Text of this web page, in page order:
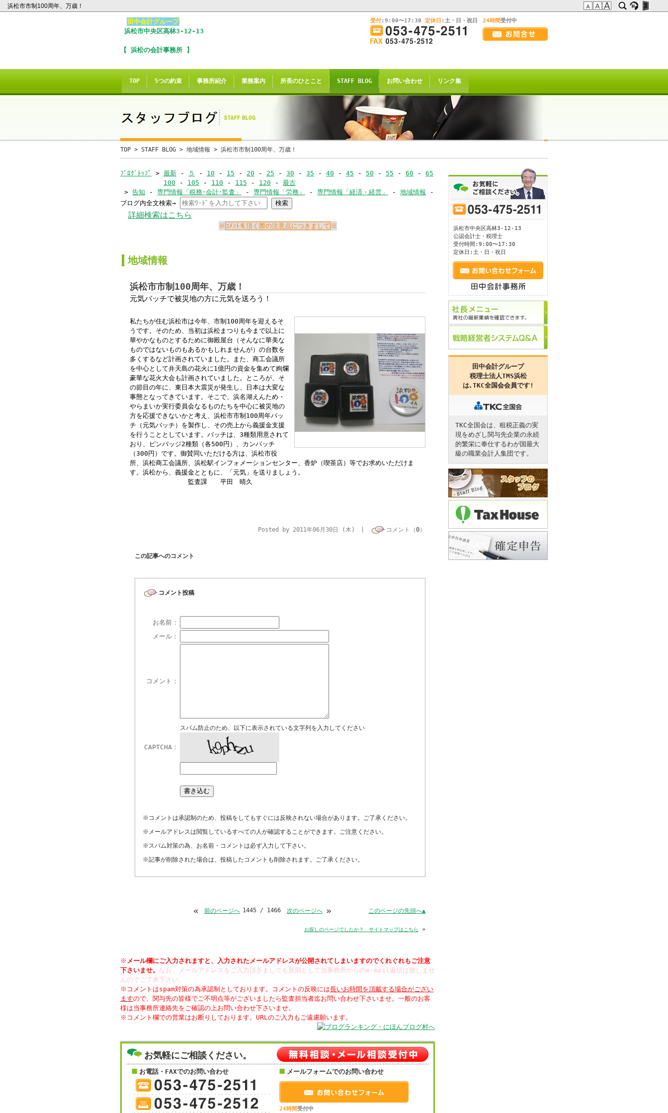
浜松市市制100周年、万歳！
画
面
幅
て
ご
ご
さ
い
このままInternet Explorerから閲覧する場合はコチラ
※Internet Explorer互換の他のブラウザ(Trident系)でも
このお知らせの表示される場合がございますが
誠に申し訳ございませんが、2021年4月28日を以て
当サイトのInternet Explorerからの閲覧のサポートは終了致しました。
恐れ入りますが、
当サイト推奨ブラウザ
、または
Windows標準のMicrosoft Edge
からアクセスして頂くようお願い申し上げます。
田中会計グループ
(浜松市中央区高林3-12-13)
電話:０５３－４７５－２５１１㈹
このままInternet Explorerから閲覧する場合はコチラ
田中会計グループ
浜松市中央区高林3-12-13
【 浜松の会計事務所 】
受付:9:00〜17:30 定休日 :土・日・祝日 24時間受付中
TOP 5つの約束 事務所紹介 業務案内 所長のひとこと STAFF BLOG お問い合わせ リンク集
TOP > STAFF BLOG > 地域情報 > 浜松市市制100周年、万歳！
ﾌﾞﾛｸﾞﾄｯﾌﾟ > 最新 - ５ - 10 - 15 - 20 - 25 - 30 - 35 - 40 - 45 - 50 - 55 - 60 - 65 70-75-80-85-90-95
100 - 105 - 110 - 115 - 120 - 最古
> 告知 - 専門情報「税務･会計･監査」 - 専門情報「労務」 - 専門情報「経済・経営」 - 地域情報 -
ｺｰﾋｰﾌﾞﾚｲｸ
ブログ内全文検索→
詳細検索はこちら
ｺﾒﾝﾄを頂く際の注意点につきまして
地域情報
浜松市市制100周年、万歳！
元気バッチで被災地の方に元気を送ろう！
私たちが住む浜松市は今年、市制100周年を迎えるそ
うです。そのため、当初は浜松まつりも今まで以上に
華やかなものとするために御殿屋台（そんなに華美な
ものではないものもあるかもしれませんが）の台数を
多くするなど計画されていました。また、商工会議所
を中心として弁天島の花火に1億円の資金を集めて絢爛
豪華な花火大会も計画されていました。ところが、そ
の節目の年に、東日本大震災が発生し、日本は大変な
事態となってきています。そこで、浜名湖えんため・
やらまいか実行委員会なるものたちを中心に被災地の
方を応援できないかと考え、浜松市市制100周年バッ
チ（元気バッチ）を製作し、その売上から義援金支援
を行うこととしています。バッチは、3種類用意されて
おり、ピンバッジ2種類（各500円）、カンバッチ
（300円）です。御賛同いただける方は、浜松市役
所、浜松商工会議所、浜松駅インフォメーションセンター、香炉（喫茶店）等でお求めいただけま
す。浜松から、義援金とともに、「元気」を送りましょう。
監査課 平田 晴久
Posted by 2011年06月30日 (木) | コメント（0）
この記事へのコメント
コメント投稿
お名前：
メール：
コメント：
CAPTCHA：
スパム防止のため、以下に表示されている文字列を入力してください
※コメントは承認制のため、投稿をしてもすぐには反映されない場合があります。ご了承ください。
※メールアドレスは閲覧しているすべての人が確認することができます。ご注意ください。
※スパム対策の為、お名前・コメントは必ず入力して下さい。
※記事が削除された場合は、投稿したコメントも削除されます。ご了承ください。
« 前のページへ 1445 / 1466 次のページへ » このページの先頭へ▲
お探しのページでしたか？ サイトマップはこちら »
※ メール欄にご入力されますと、入力された
されてしまいますのでくれぐれもご注意
下さいませ。 なお、メールアドレスをご入力頂きましても原則として当事務所からのe-mail返信は致しませ
んのでご了承下さい。
※コメントはspam対策の為承認制としております。コメントの反映には長いお時間を頂戴する場合がござい
ますので、関与先の皆様でご不明点等がございましたら監査担当者迄お問い合わせ下さいませ。一般のお客
様は当事務所連絡先をご確認の上お問い合わせ下さいませ。
お気軽にご相談ください。
お電話・FAXでのお問い合わせ メールフォームでのお問い合わせ
24時間受付中
浜松市中央区高林3-12-13
公認会計士・税理士
受付時間:9:00〜17:30
定休日:土・日・祝日
田中会計グループ
税理士法人TMS浜松
は､ TKC全国会会員です!
TKC全国会は、租税正義の実
現をめざし関与先企業の永続
的繁栄に奉仕するわが国最大
級の職業会計人集団です。